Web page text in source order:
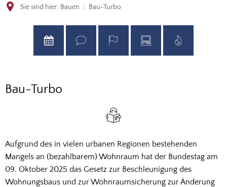
Sie sind hier: Bauen Bau-Turbo
Bau-
Bau-Turbo
Aufgrund des in vielen urbanen Regionen bestehenden
Mangels an (bezahlbarem) Wohnraum hat der Bundestag am
09. Oktober 2025 das Gesetz zur Beschleunigung des
Wohnungsbaus und zur Wohnraumsicherung zur Änderung